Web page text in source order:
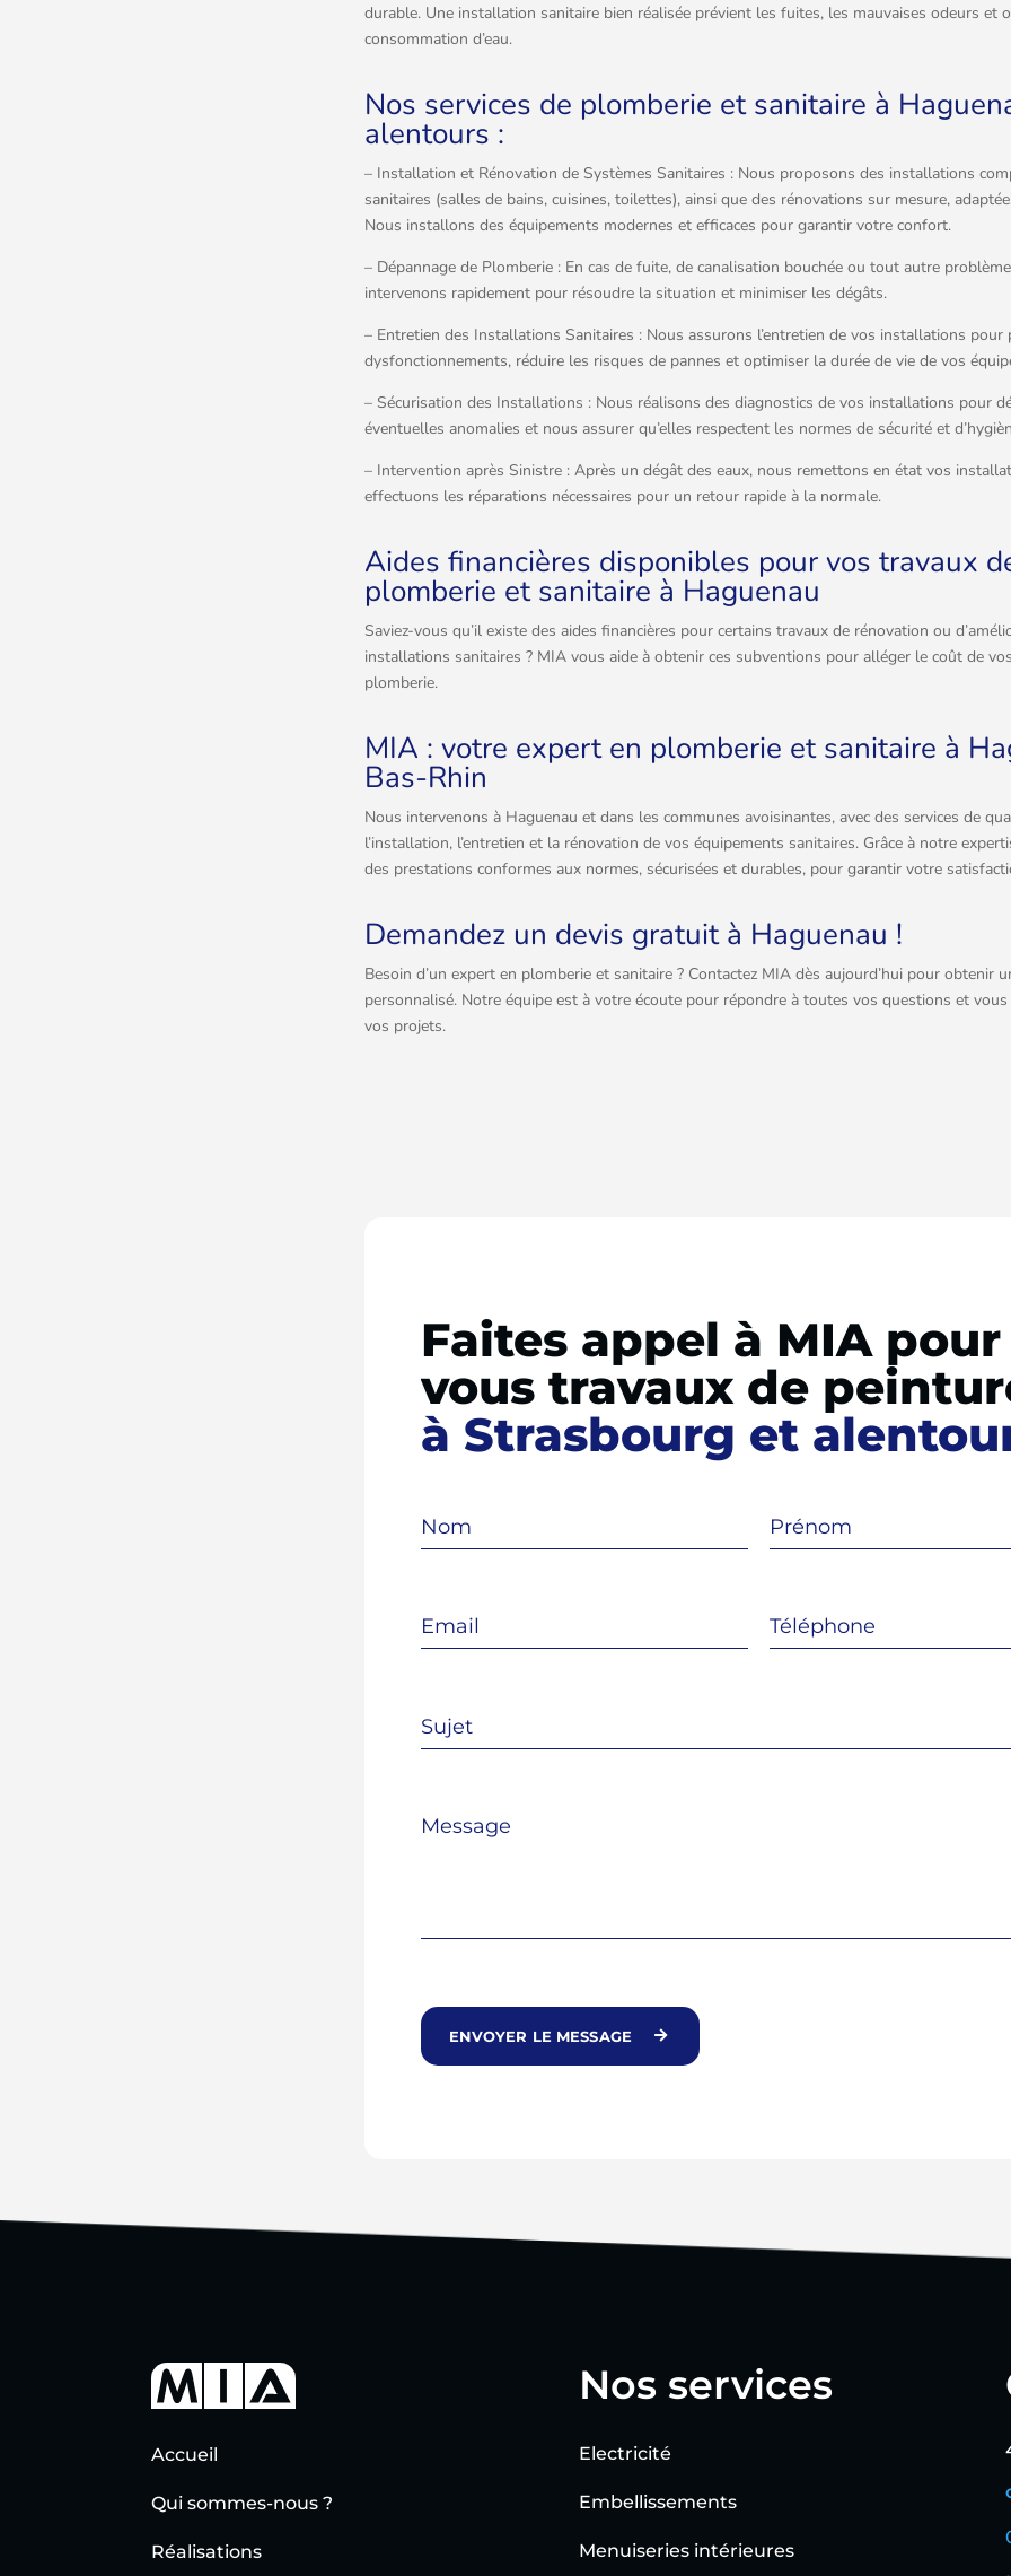
durable. Une installation sanitaire bien réalisée prévient les fuites, les mauvaises odeurs et
consommation d’eau.
Nos services de plomberie et sanitaire à
alentours :
– Installation et Rénovation de Systèmes Sanitaires : Nous proposons des installations
sanitaires (salles de bains, cuisines, toilettes), ainsi que des rénovations sur mesure,
Nous installons des équipements modernes et efficaces pour garantir votre confort.
– Dépannage de Plomberie : En cas de fuite, de canalisation bouchée ou tout autre
intervenons rapidement pour résoudre la situation et minimiser les dégâts.
– Entretien des Installations Sanitaires : Nous assurons l’entretien de vos installations pour
dysfonctionnements, réduire les risques de pannes et optimiser la durée de vie de vos
– Sécurisation des Installations : Nous réalisons des diagnostics de vos installations pour
éventuelles anomalies et nous assurer qu’elles respectent les normes de sécurité et
– Intervention après Sinistre : Après un dégât des eaux, nous remettons en état vos
effectuons les réparations nécessaires pour un retour rapide à la normale.
Aides financières disponibles pour vos travaux
plomberie et sanitaire à Haguenau
Saviez-vous qu’il existe des aides financières pour certains travaux de rénovation ou
installations sanitaires ? MIA vous aide à obtenir ces subventions pour alléger le coût de
plomberie.
MIA : votre expert en plomberie et sanitaire à
Bas-Rhin
Nous intervenons à Haguenau et dans les communes avoisinantes, avec des services de
l’installation, l’entretien et la rénovation de vos équipements sanitaires. Grâce à notre
des prestations conformes aux normes, sécurisées et durables, pour garantir votre
Demandez un devis gratuit à Haguenau !
Besoin d’un expert en plomberie et sanitaire ? Contactez MIA dès aujourd’hui pour obtenir
personnalisé. Notre équipe est à votre écoute pour répondre à toutes vos questions et vous
vos projets.
Faites appel à MIA pour
vous travaux de
à Strasbourg et
ENVOYER LE MESSAGE
Accueil
Qui sommes-nous ?
Réalisations
Nos services
Electricité
Embellissements
Menuiseries intérieures